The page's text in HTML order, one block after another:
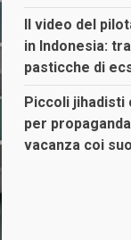
Il video del
in Indonesia:
pasticche di
Piccoli jihadisti
per
vacanza coi